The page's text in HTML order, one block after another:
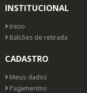
INSTITUCIONAL
Início
Balcões de retirada
CADASTRO
Meus dados
Pagamentos